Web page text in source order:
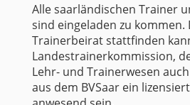
Alle saarländischen Trainer
sind eingeladen zu kommen.
Trainerbeirat stattfinden
Landestrainerkommission,
Lehr- und Trainerwesen
aus dem BVSaar ein